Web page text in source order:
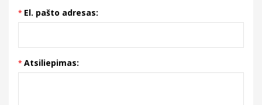
El. pašto adresas:
Atsiliepimas: